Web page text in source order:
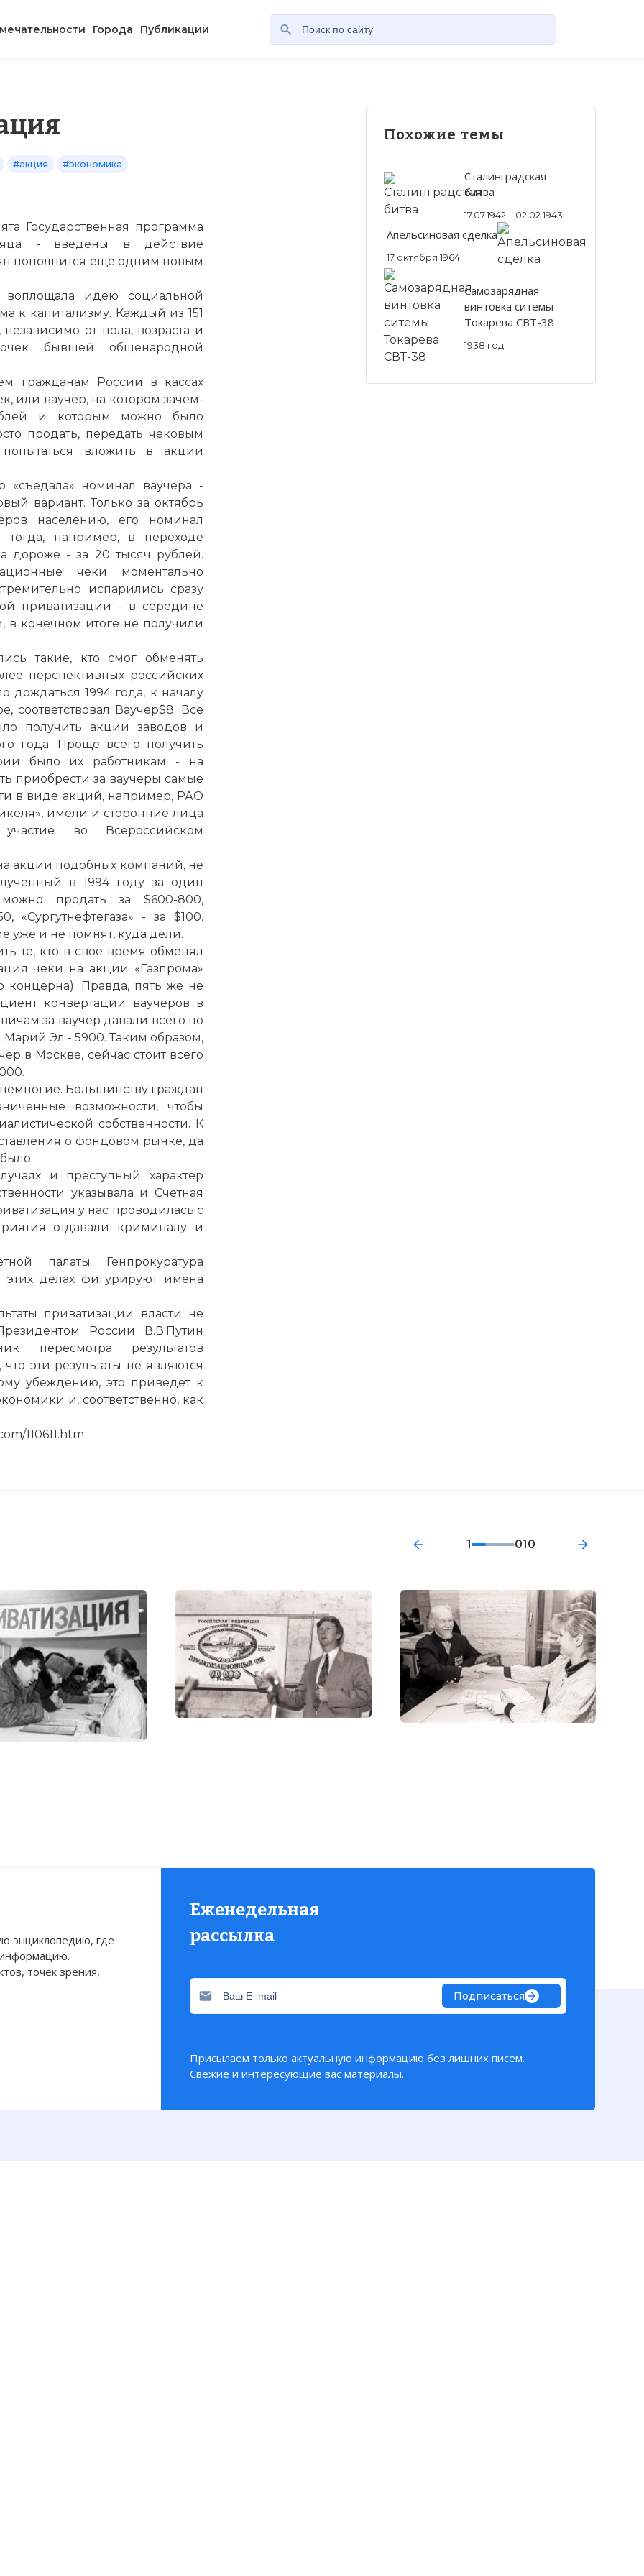
Города Публикации
#акция #экономика
Государственная программа
- введены в действие
пополнится ещё одним новым
воплощала идею социальной
к капитализму. Каждый из 151
от пола, возраста и
бывшей общенародной
гражданам России в кассах
или ваучер, на котором зачем-
и которым можно было
продать, передать чековым
вложить в акции
«съедала» номинал ваучера -
вариант. Только за октябрь
населению, его номинал
например, в переходе
дороже - за 20 тысяч рублей.
чеки моментально
испарились сразу
приватизации - в середине
конечном итоге не получили
такие, кто смог обменять
перспективных российских
дождаться 1994 года, к началу
соответствовал Ваучер$8. Все
получить акции заводов и
года. Проще всего получить
было их работникам - на
приобрести за ваучеры самые
в виде акций, например, РАО
имели и сторонние лица
во Всероссийском
акции подобных компаний, не
в 1994 году за один
продать за $600-800,
«Сургутнефтегаза» - за $100.
уже и не помнят, куда дели.
те, кто в свое время обменял
чеки на акции «Газпрома»
концерна). Правда, пять же не
конвертации ваучеров в
за ваучер давали всего по
Эл - 5900. Таким образом,
в Москве, сейчас стоит всего
Большинству граждан
возможности, чтобы
собственности. К
о фондовом рынке, да
и преступный характер
указывала и Счетная
у нас проводилась с
отдавали криминалу и
палаты Генпрокуратура
этих делах фигурируют имена
приватизации власти не
России В.В.Путин
пересмотра результатов
эти результаты не являются
убеждению, это приведет к
и, соответственно, как
110611.htm
Похожие темы
Сталинградская
битва
17.07.1942—02.02.1943
Апельсиновая сделка
17 октября 1964
Самозарядная
винтовка ситемы
Токарева СВТ-38
1938 год
1 010
все граждане России – от младенцев до стариков – стали
ваучеров номиналом в 10 тысяч рублей каждый. Если кто
они не бесплатно – за каждый нужно было заплатить по 25
«валюта», как было заявлено, давала ее
на «кусочек» государственной собственности.
энциклопедию, где
точек зрения,
Еженедельная
рассылка
Подписаться
Присылаем только актуальную информацию без лишних писем.
Свежие и интересующие вас материалы.